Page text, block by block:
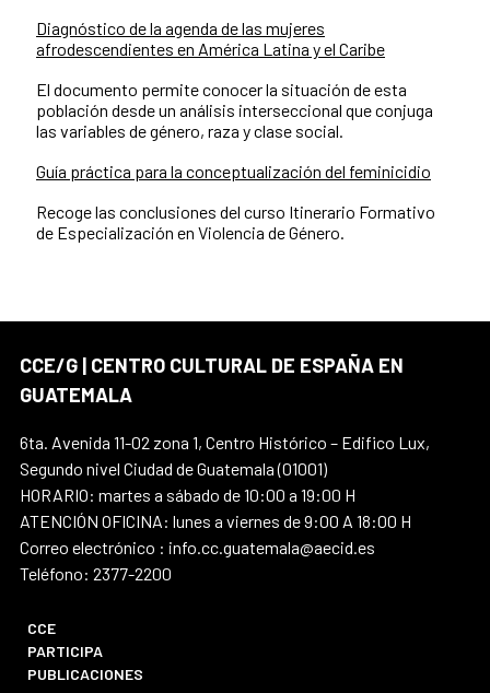
Diagnóstico de la agenda de las mujeres
afrodescendientes en América Latina y el Caribe
El documento permite conocer la situación de esta
población desde un análisis interseccional que conjuga
las variables de género, raza y clase social.
Guía práctica para la conceptualización del feminicidio
Recoge las conclusiones del curso Itinerario Formativo
de Especialización en Violencia de Género.
CCE/G | CENTRO CULTURAL DE ESPAÑA EN
GUATEMALA
6ta. Avenida 11-02 zona 1, Centro Histórico – Edifico Lux,
Segundo nivel Ciudad de Guatemala (01001)
HORARIO: martes a sábado de 10:00 a 19:00 H
ATENCIÓN OFICINA: lunes a viernes de 9:00 A 18:00 H
Correo electrónico : info.cc.guatemala@aecid.es
Teléfono: 2377-2200
CCE
PARTICIPA
PUBLICACIONES